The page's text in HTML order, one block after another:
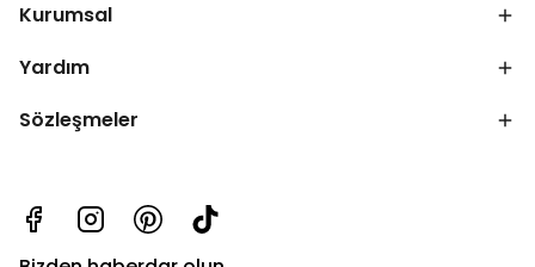
Kurumsal
Yardım
Sözleşmeler